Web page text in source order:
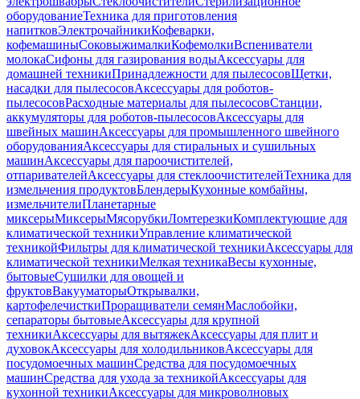
оборудованиеТехника для приготовления
напитковЭлектрочайникиКофеварки,
кофемашиныСоковыжималкиКофемолкиВспениватели
молокаСифоны для газирования водыАксессуары для
домашней техникиПринадлежности для пылесосовЩетки,
насадки для пылесосовАксессуары для роботов-
пылесосовРасходные материалы для пылесосовСтанции,
аккумуляторы для роботов-пылесосовАксессуары для
швейных машинАксессуары для промышленного швейного
оборудованияАксессуары для стиральных и сушильных
машинАксессуары для пароочистителей,
отпаривателейАксессуары для стеклоочистителейТехника для
измельчения продуктовБлендерыКухонные комбайны,
измельчителиПланетарные
миксерыМиксерыМясорубкиЛомтерезкиКомплектующие для
климатической техникиУправление климатической
техникойФильтры для климатической техникиАксессуары для
климатической техникиМелкая техникаВесы кухонные,
бытовыеСушилки для овощей и
фруктовВакууматорыОткрывалки,
картофелечисткиПроращиватели семянМаслобойки,
сепараторы бытовыеАксессуары для крупной
техникиАксессуары для вытяжекАксессуары для плит и
духовокАксессуары для холодильниковАксессуары для
посудомоечных машинСредства для посудомоечных
машинСредства для ухода за техникойАксессуары для
кухонной техникиАксессуары для микроволновых